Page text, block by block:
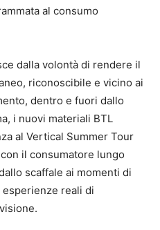
al consumo
dalla volontà di rendere il
riconoscibile e vicino ai
dentro e fuori dallo
i nuovi materiali BTL
al Vertical Summer Tour
il consumatore lungo
scaffale ai momenti di
reali di